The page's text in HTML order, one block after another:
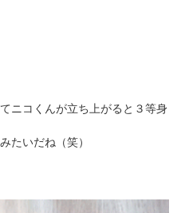
ニコくんが立ち上がると３等身
たいだね（笑）